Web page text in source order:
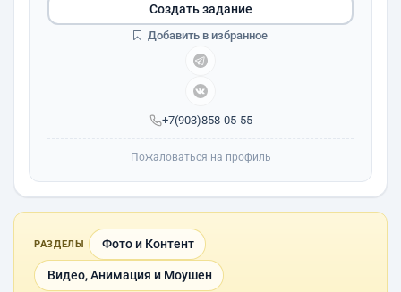
+7(903)858-05-55
Создать задание
Добавить в избранное
Пожаловаться на профиль
РАЗДЕЛЫ Фото и Контент
Видео, Анимация и Моушен